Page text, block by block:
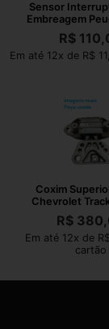
Sensor
Embreagem
2008
R$
Em até 12x de R$
Coxim
Chevrolet
R$
Em até 12x de
cartão